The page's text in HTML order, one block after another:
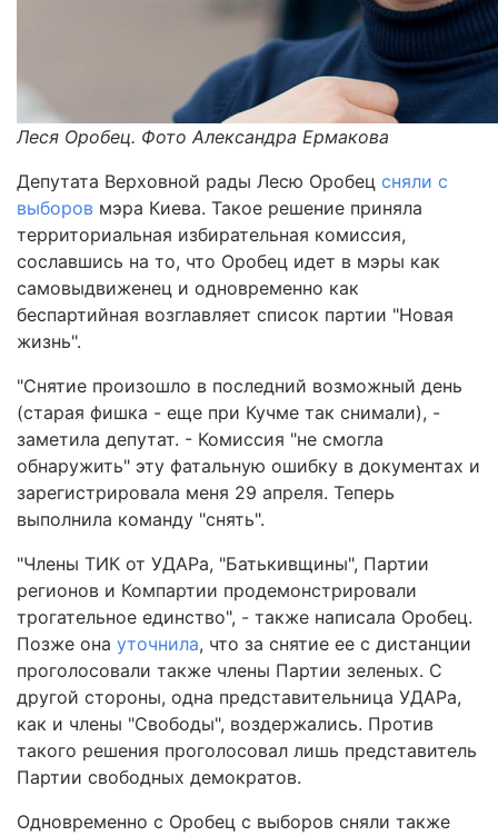
Леся Оробец. Фото Александра Ермакова
Депутата Верховной рады Лесю Оробец сняли с
выборов мэра Киева. Такое решение приняла
территориальная избирательная комиссия,
сославшись на то, что Оробец идет в мэры как
самовыдвиженец и одновременно как
беспартийная возглавляет список партии "Новая
жизнь".
"Снятие произошло в последний возможный день
(старая фишка - еще при Кучме так снимали), -
заметила депутат. - Комиссия "не смогла
обнаружить" эту фатальную ошибку в документах и
зарегистрировала меня 29 апреля. Теперь
выполнила команду "снять".
"Члены ТИК от УДАРа, "Батькивщины", Партии
регионов и Компартии продемонстрировали
трогательное единство", - также написала Оробец.
Позже она уточнила, что за снятие ее с дистанции
проголосовали также члены Партии зеленых. С
другой стороны, одна представительница УДАРа,
как и члены "Свободы", воздержались. Против
такого решения проголосовал лишь представитель
Партии свободных демократов.
Одновременно с Оробец с выборов сняли также